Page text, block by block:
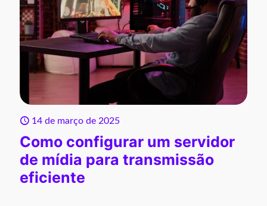
14 de março de 2025
Como configurar um servidor
de mídia para transmissão
eficiente